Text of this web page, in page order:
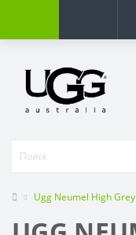
Ugg Neumel High Grey